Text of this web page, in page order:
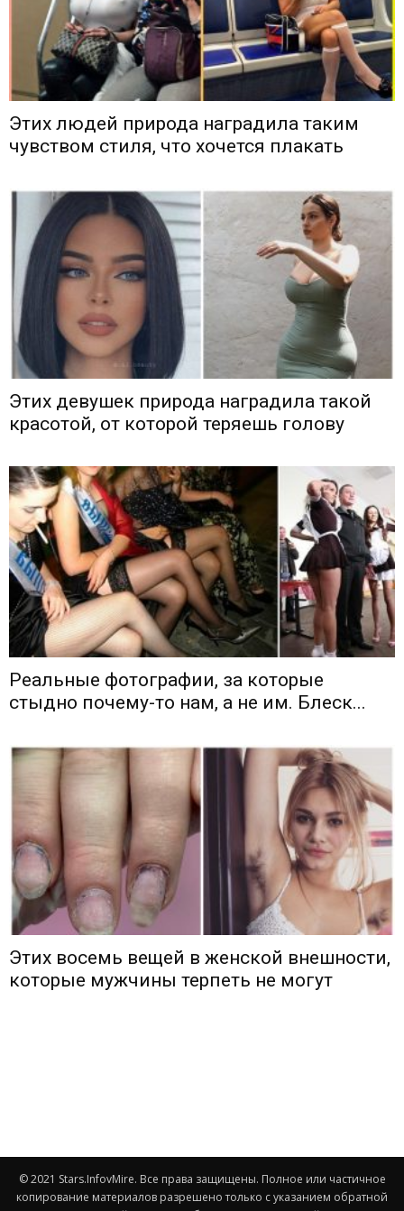
Этих людей природа наградила таким
чувством стиля, что хочется плакать
Этих девушек природа наградила такой
красотой, от которой теряешь голову
Реальные фотографии, за которые
стыдно почему-то нам, а не им. Блеск...
Этих восемь вещей в женской внешности,
которые мужчины терпеть не могут
© 2021 Stars.InfovMire. Все права защищены. Полное или частичное
копирование материалов разрешено только с указанием обратной